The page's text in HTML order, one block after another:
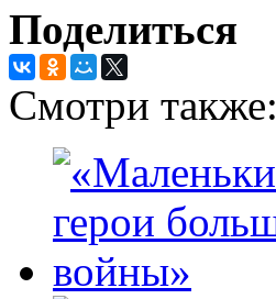
Поделиться
Смотри также: